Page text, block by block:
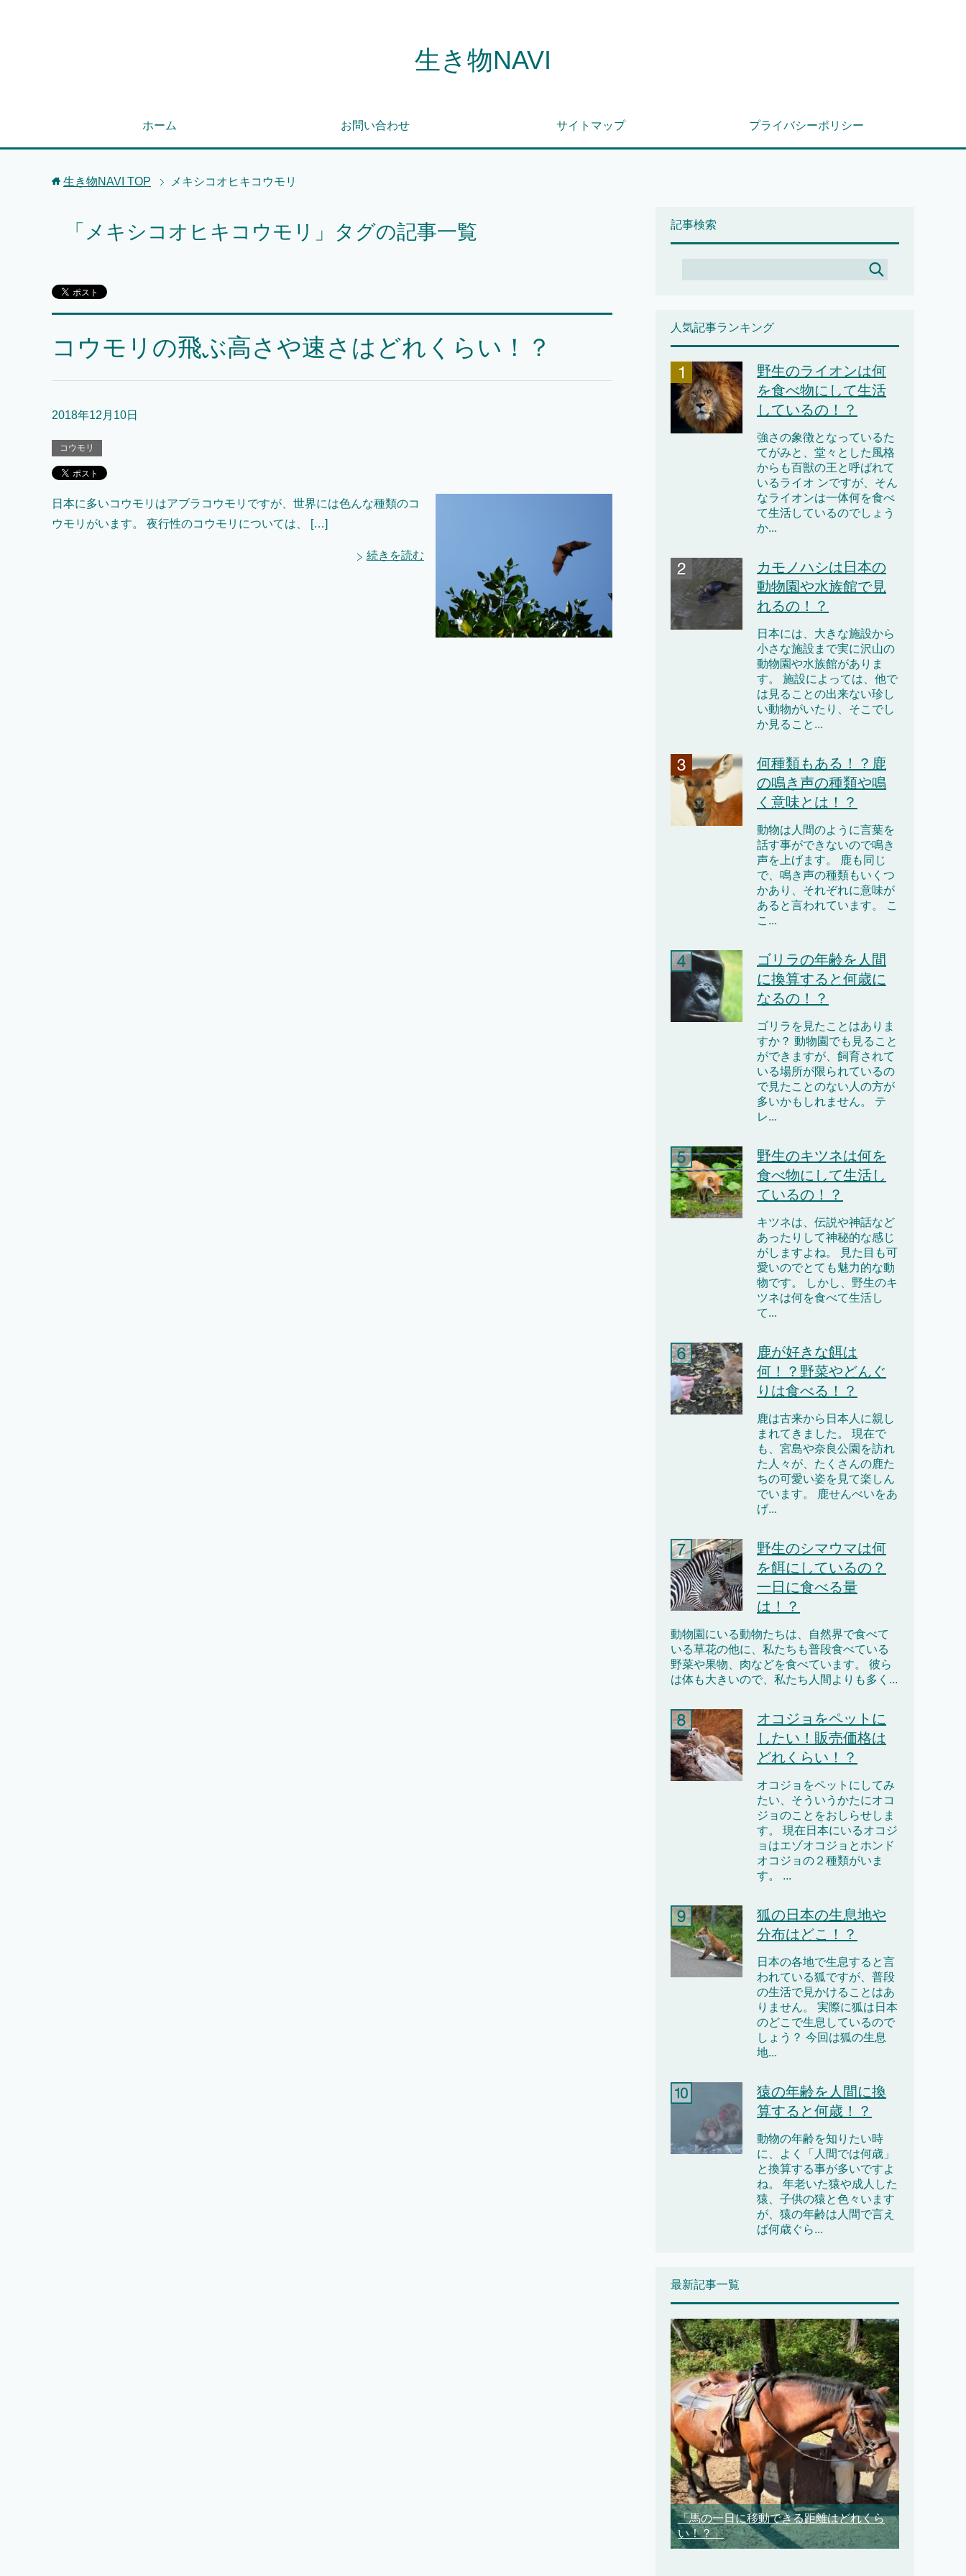
生き物NAVI
ホーム お問い合わせ サイトマップ プライバシーポリシー
生き物NAVI TOP メキシコオヒキコウモリ
「メキシコオヒキコウモリ」タグの記事一覧
コウモリの飛ぶ高さや速さはどれくらい！？
2018年12月10日
コウモリ
日本に多いコウモリはアブラコウモリですが、世界には色んな種類のコ
ウモリがいます。 夜行性のコウモリについては、 […]
続きを読む
記事検索
人気記事ランキング
野生のライオンは何
を食べ物にして生活
しているの！？
強さの象徴となっているた
てがみと、堂々とした風格
からも百獣の王と呼ばれて
いるライオ ンですが、そん
なライオンは一体何を食べ
て生活しているのでしょう
か...
カモノハシは日本の
動物園や水族館で見
れるの！？
日本には、大きな施設から
小さな施設まで実に沢山の
動物園や水族館がありま
す。 施設によっては、他で
は見ることの出来ない珍し
い動物がいたり、そこでし
か見ること...
何種類もある！？鹿
の鳴き声の種類や鳴
く意味とは！？
動物は人間のように言葉を
話す事ができないので鳴き
声を上げます。 鹿も同じ
で、鳴き声の種類もいくつ
かあり、それぞれに意味が
あると言われています。 こ
こ...
ゴリラの年齢を人間
に換算すると何歳に
なるの！？
ゴリラを見たことはありま
すか？ 動物園でも見ること
ができますが、飼育されて
いる場所が限られているの
で見たことのない人の方が
多いかもしれません。 テ
レ...
野生のキツネは何を
食べ物にして生活し
ているの！？
キツネは、伝説や神話など
あったりして神秘的な感じ
がしますよね。 見た目も可
愛いのでとても魅力的な動
物です。 しかし、野生のキ
ツネは何を食べて生活し
て...
鹿が好きな餌は
何！？野菜やどんぐ
りは食べる！？
鹿は古来から日本人に親し
まれてきました。 現在で
も、宮島や奈良公園を訪れ
た人々が、たくさんの鹿た
ちの可愛い姿を見て楽しん
でいます。 鹿せんべいをあ
げ...
野生のシマウマは何
を餌にしているの？
一日に食べる量
は！？
動物園にいる動物たちは、自然界で食べて
いる草花の他に、私たちも普段食べている
野菜や果物、肉などを食べています。 彼ら
は体も大きいので、私たち人間よりも多く...
オコジョをペットに
したい！販売価格は
どれくらい！？
オコジョをペットにしてみ
たい、そういうかたにオコ
ジョのことをおしらせしま
す。 現在日本にいるオコジ
ョはエゾオコジョとホンド
オコジョの２種類がいま
す。 ...
狐の日本の生息地や
分布はどこ！？
日本の各地で生息すると言
われている狐ですが、普段
の生活で見かけることはあ
りません。 実際に狐は日本
のどこで生息しているので
しょう？ 今回は狐の生息
地...
猿の年齢を人間に換
算すると何歳！？
動物の年齢を知りたい時
に、よく「人間では何歳」
と換算する事が多いですよ
ね。 年老いた猿や成人した
猿、子供の猿と色々います
が、猿の年齢は人間で言え
ば何歳ぐら...
最新記事一覧
「馬の一日に移動できる距離はどれくら
い！？」